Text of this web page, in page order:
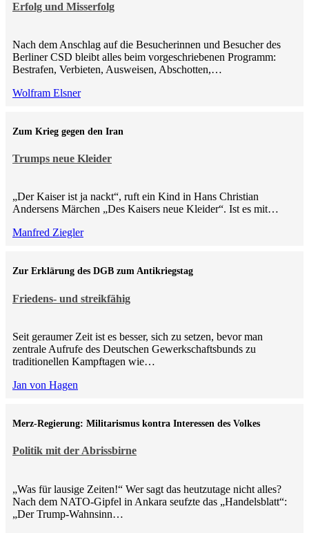
Erfolg und Misserfolg
Nach dem Anschlag auf die Besucherinnen und Besucher des
Berliner CSD bleibt alles beim vorgeschriebenen Programm:
Bestrafen, Verbieten, Ausweisen, Abschotten,…
Wolfram Elsner
Trumps neue Kleider
Zum Krieg gegen den Iran
„Der Kaiser ist ja nackt“, ruft ein Kind in Hans Christian
Andersens Märchen „Des Kaisers neue Kleider“. Ist es mit…
Manfred Ziegler
Friedens- und streikfähig
Zur Erklärung des DGB zum Antikriegstag
Seit geraumer Zeit ist es besser, sich zu setzen, bevor man
zentrale Aufrufe des Deutschen Gewerkschaftsbunds zu
traditionellen Kampftagen wie…
Jan von Hagen
Politik mit der Abrissbirne
Merz-Regierung: Militarismus kontra Inte­ressen des Volkes
„Was für lausige Zeiten!“ Wer sagt das heutzutage nicht alles?
Nach dem NATO-Gipfel in Ankara seufzte das „Handelsblatt“:
„Der Trump-Wahnsinn…